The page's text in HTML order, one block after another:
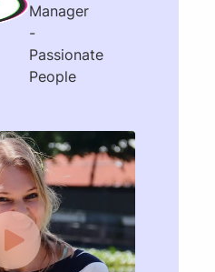
Manager
-
Passionate
People